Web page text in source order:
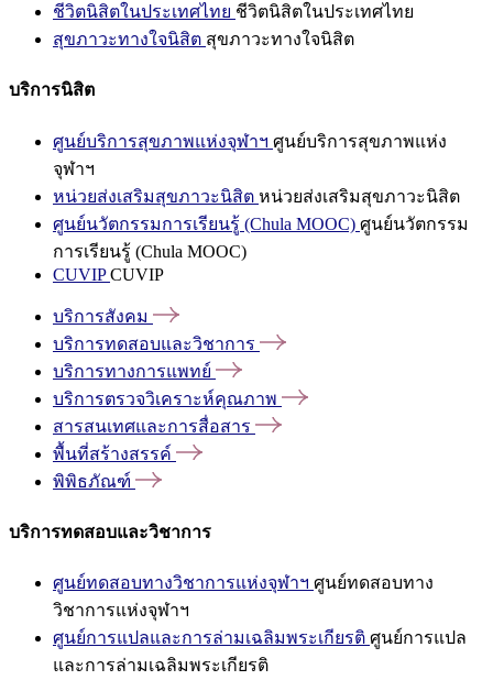
ชีวิตนิสิตในประเทศไทย ชีวิตนิสิตในประเทศไทย
สุขภาวะทางใจนิสิต สุขภาวะทางใจนิสิต
บริการนิสิต
ศูนย์บริการสุขภาพแห่งจุฬาฯ ศูนย์บริการสุขภาพแห่ง
จุฬาฯ
หน่วยส่งเสริมสุขภาวะนิสิต หน่วยส่งเสริมสุขภาวะนิสิต
ศูนย์นวัตกรรมการเรียนรู้ (Chula MOOC) ศูนย์นวัตกรรม
การเรียนรู้ (Chula MOOC)
CUVIPCUVIP
บริการสังคม
บริการทดสอบและวิชาการ
บริการทางการแพทย์
บริการตรวจวิเคราะห์คุณภาพ
สารสนเทศและการสื่อสาร
พื้นที่สร้างสรรค์
พิพิธภัณฑ์
บริการทดสอบและวิชาการ
ศูนย์ทดสอบทางวิชาการแห่งจุฬาฯ ศูนย์ทดสอบทาง
วิชาการแห่งจุฬาฯ
ศูนย์การแปลและการล่ามเฉลิมพระเกียรติ ศูนย์การแปล
และการล่ามเฉลิมพระเกียรติ